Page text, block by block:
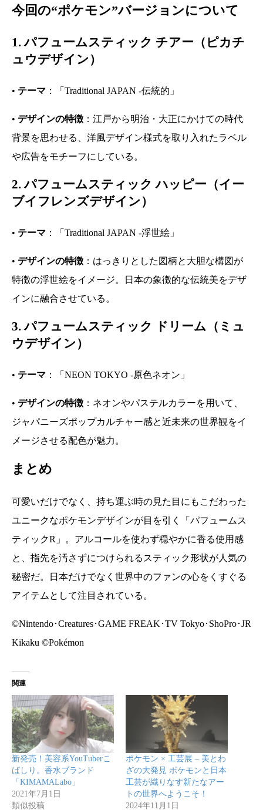
今回の“ポケモン”バージョンについて
1. パフュームスティック チアー（ピカチ
ュウデザイン）
• テーマ ：「Traditional JAPAN -伝統的」
• デザインの特徴 ：江戸から明治・大正にかけての時代
背景を思わせる、洋風デザイン様式を取り入れたラベル
や広告をモチーフにしている。
2. パフュームスティック ハッピー（イー
ブイフレンズデザイン）
• テーマ ：「Traditional JAPAN -浮世絵」
• デザインの特徴 ：はっきりとした図柄と大胆な構図が
特徴の浮世絵をイメージ。日本の象徴的な伝統美をデザ
インに融合させている。
3. パフュームスティック ドリーム（ミュ
ウデザイン）
• テーマ ：「NEON TOKYO -原色ネオン」
• デザインの特徴 ：ネオンやパステルカラーを用いて、
ジャパニーズポップカルチャー感と近未来の世界観をイ
メージさせる配色が魅力。
まとめ
可愛いだけでなく、持ち運ぶ時の見た目にもこだわった
ユニークなポケモンデザインが目を引く「パフュームス
ティックR」。アルコールを使わず穏やかに香る使用感
と、指先を汚さずにつけられるスティック形状が人気の
秘密だ。日本だけでなく世界中のファンの心をくすぐる
アイテムとして注目されている。
©Nintendo･Creatures･GAME FREAK･TV Tokyo･ShoPro･JR
Kikaku ©Pokémon
関連
新発売！美容系YouTuberこ
ばしり。香水ブランド
「KIMAMALabo」
2021年7月1日
類似投稿
ポケモン × 工芸展 – 美とわ
ざの大発見 ポケモンと日本
工芸が織りなす新たなアー
トの世界へようこそ！
2024年11月1日